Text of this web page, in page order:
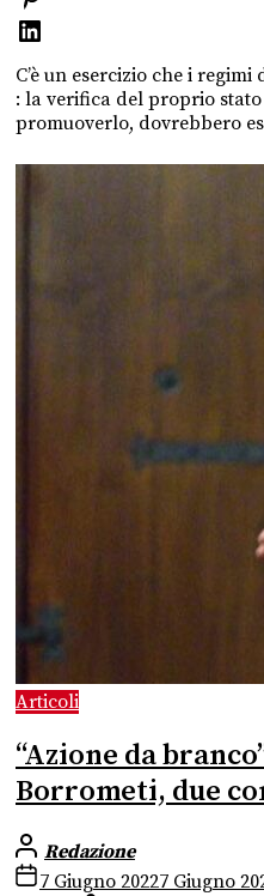
C’è un esercizio che i
: la verifica del proprio
promuoverlo, dovrebbero
Articoli
“Azione da
Borrometi, due
Redazione
7 Giugno 20227 Giugno